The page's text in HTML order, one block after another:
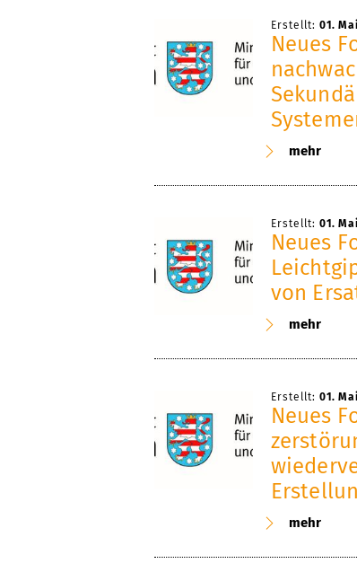
Erstellt: 01.
Neues
mehr
Erstellt: 01.
Neues
von
mehr
Erstellt: 01.
Neues
mehr